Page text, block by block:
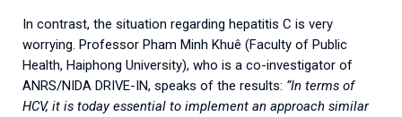
In contrast, the situation regarding hepatitis C is very
worrying. Professor Pham Minh Khuê (Faculty of Public
Health, Haiphong University), who is a co-investigator of
ANRS/NIDA DRIVE-IN, speaks of the results: “In terms of
HCV, it is today essential to implement an approach similar